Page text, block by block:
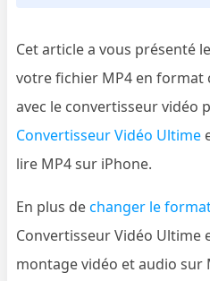
Cet article a vous présenté
votre fichier MP4 en format
avec le convertisseur vidéo
Convertisseur Vidéo Ultime
lire MP4 sur iPhone.
En plus dechanger le
Convertisseur Vidéo Ultime
montage vidéo et audio sur